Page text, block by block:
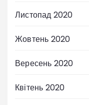
Листопад 2020
Жовтень 2020
Вересень 2020
Квітень 2020